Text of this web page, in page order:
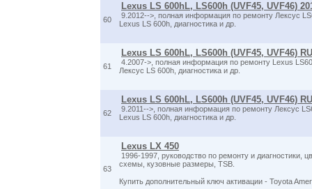
60
Lexus LS 600hL, LS600h (UVF45, UVF46)
9.2012-->, полная информация по ремонту Лексус
Lexus LS 600h, диагностика и др.
61
Lexus LS 600hL, LS600h (UVF45, UVF46)
4.2007->, полная информация по ремонту Lexus
Лексус LS 600h, диагностика и др.
62
Lexus LS 600hL, LS600h (UVF45, UVF46)
9.2011-->, полная информация по ремонту Лексус
Lexus LS 600h, диагностика и др.
63
Lexus LX 450
1996-1997, руководство по ремонту и диагностики,
схемы, кузовные размеры, TSB.
Купить дополнительный ключ активации - Toyota